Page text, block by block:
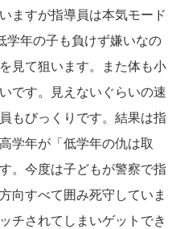
ますが指導員は本気モード
学年の子も負けず嫌いなの
見て狙います。また体も小
です。見えないぐらいの速
もびっくりです。結果は指
学年が「低学年の仇は取
。今度は子どもが警察で指
向すべて囲み死守していま
チされてしまいゲットでき